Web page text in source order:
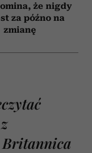
że nigdy
za późno na
zmianę
Britannica